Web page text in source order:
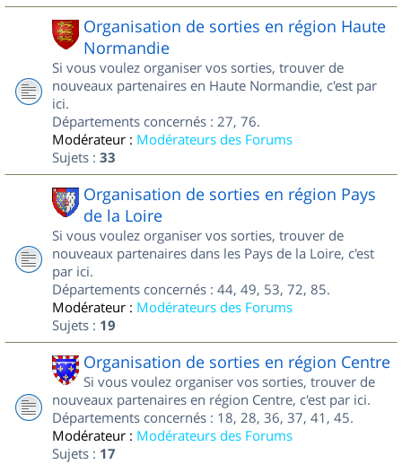
Organisation de sorties en région Haute
Normandie
Si vous voulez organiser vos sorties, trouver de
nouveaux partenaires en Haute Normandie, c'est par
ici.
Départements concernés : 27, 76.
Modérateur : Modérateurs des Forums
Sujets : 33
Organisation de sorties en région Pays
de la Loire
Si vous voulez organiser vos sorties, trouver de
nouveaux partenaires dans les Pays de la Loire, c'est
par ici.
Départements concernés : 44, 49, 53, 72, 85.
Modérateur : Modérateurs des Forums
Sujets : 19
Organisation de sorties en région Centre
Si vous voulez organiser vos sorties, trouver de
nouveaux partenaires en région Centre, c'est par ici.
Départements concernés : 18, 28, 36, 37, 41, 45.
Modérateur : Modérateurs des Forums
Sujets : 17